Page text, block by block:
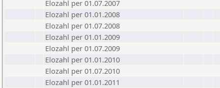
Elozahl per 01.07.2007
Elozahl per 01.01.2008
Elozahl per 01.07.2008
Elozahl per 01.01.2009
Elozahl per 01.07.2009
Elozahl per 01.01.2010
Elozahl per 01.07.2010
Elozahl per 01.01.2011